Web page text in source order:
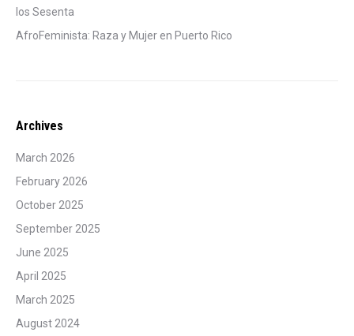
los Sesenta
AfroFeminista: Raza y Mujer en Puerto Rico
Archives
March 2026
February 2026
October 2025
September 2025
June 2025
April 2025
March 2025
August 2024